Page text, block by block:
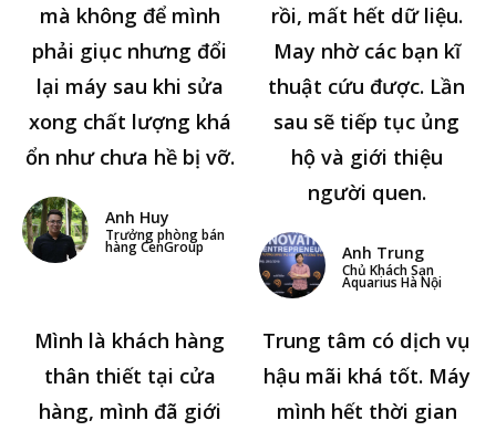
mà không để mình
phải giục nhưng đổi
lại máy sau khi sửa
xong chất lượng khá
ổn như chưa hề bị vỡ.
Anh Huy
Trưởng phòng bán
hàng CenGroup
rồi, mất hết dữ liệu.
May nhờ các bạn kĩ
thuật cứu được. Lần
sau sẽ tiếp tục ủng
hộ và giới thiệu
người quen.
Anh Trung
Chủ Khách Sạn
Aquarius Hà Nội
Mình là khách hàng
thân thiết tại cửa
hàng, mình đã giới
Trung tâm có dịch vụ
hậu mãi khá tốt. Máy
mình hết thời gian